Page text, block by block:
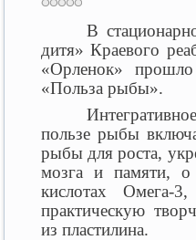
В
дитя» Краевого
«Орленок»
прошло
«Польза рыбы».
пользе рыбы
рыбы для роста,
мозга и памяти,
кислотах
практическую
из пластилина.